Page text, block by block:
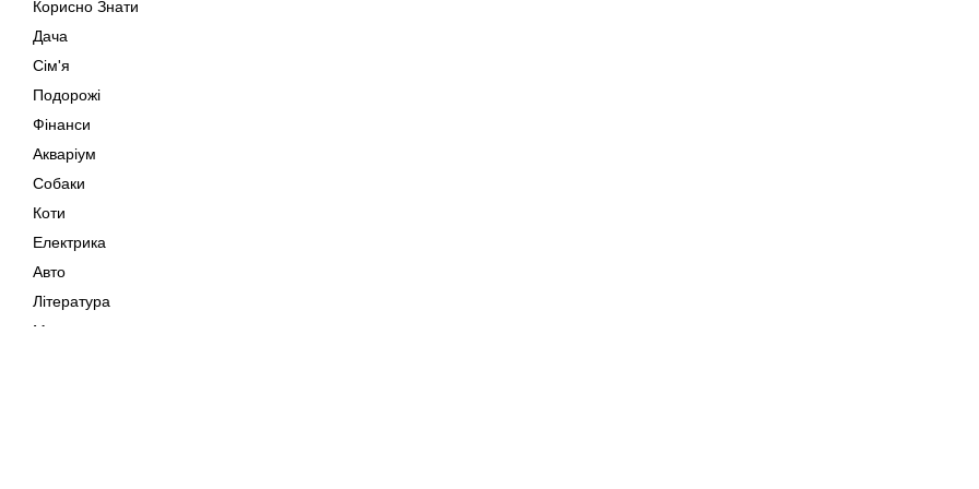
Корисно Знати
Дача
Сім'я
Подорожі
Фінанси
Акваріум
Собаки
Коти
Електрика
Авто
Література
Музика